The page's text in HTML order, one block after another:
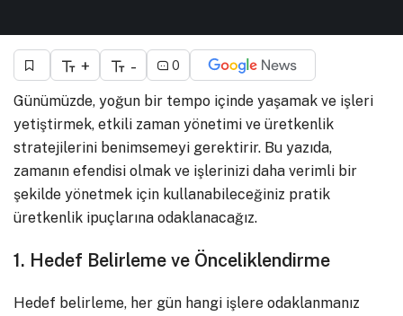
+ - 0
Günümüzde, yoğun bir tempo içinde yaşamak ve işleri
yetiştirmek, etkili zaman yönetimi ve üretkenlik
stratejilerini benimsemeyi gerektirir. Bu yazıda,
zamanın efendisi olmak ve işlerinizi daha verimli bir
şekilde yönetmek için kullanabileceğiniz pratik
üretkenlik ipuçlarına odaklanacağız.
1. Hedef Belirleme ve Önceliklendirme
Hedef belirleme, her gün hangi işlere odaklanmanız